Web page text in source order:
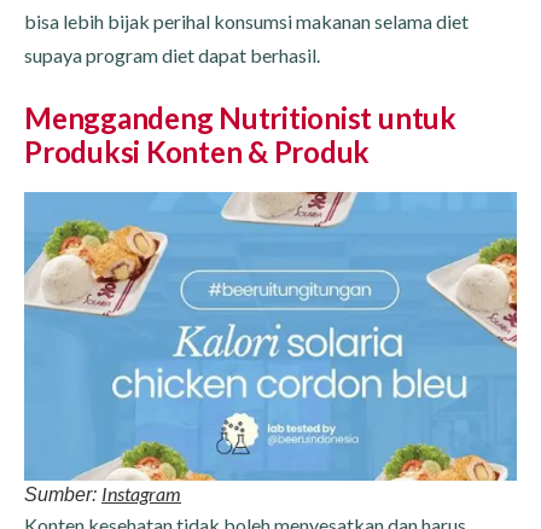
bisa lebih bijak perihal konsumsi makanan selama diet
supaya program diet dapat berhasil.
Menggandeng Nutritionist untuk
Produksi Konten & Produk
Sumber: Instagram